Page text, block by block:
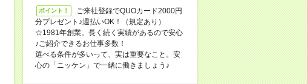
ポイント！
ご来社登録でQUOカード2000円
分プレゼント♪週払いOK！（規定あり）
☆1981年創業。長く続く実績があるので安心
♪ご紹介できるお仕事多数！
選べる条件が多いって、実は重要なこと。安
心の「ニッケン」で一緒に働きましょう♪